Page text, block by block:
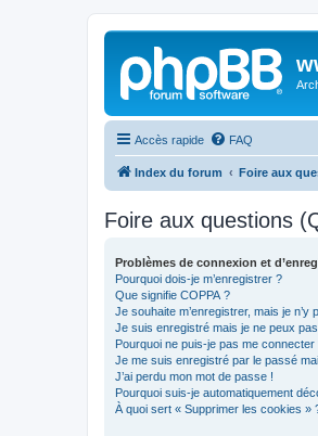
Accès rapide FAQ
Index du forum Foire aux
Foire aux questions
Problèmes de connexion et
Pourquoi dois-je m’enregistrer ?
Que signifie COPPA ?
Je souhaite m’enregistrer, mais je n’y
Je suis enregistré mais je ne peux
Pourquoi ne puis-je pas me connecter
Je me suis enregistré par le passé
J’ai perdu mon mot de passe !
Pourquoi suis-je automatiquement
À quoi sert « Supprimer les cookies »